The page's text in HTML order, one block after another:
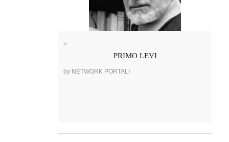
>
PRIMO LEVI
by NETWORK PORTALI